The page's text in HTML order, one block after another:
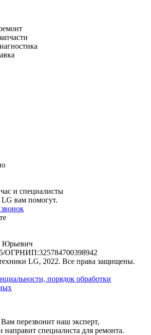
и специалисты
LG вам помогут.
ОГРНИП:325784700398942
LG, 2022. Все права защищены.
порядок обработки
перезвонит наш эксперт,
направит специалиста для ремонта.